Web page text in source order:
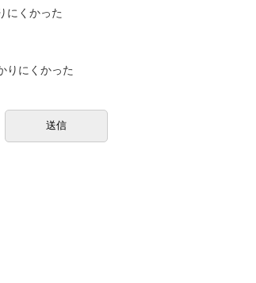
にくかった
りにくかった